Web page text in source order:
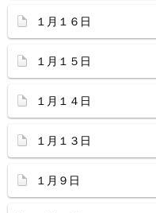
１月１６日
１月１５日
１月１４日
１月１３日
１月９日